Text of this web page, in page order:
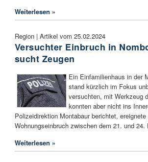
Weiterlesen »
Region | Artikel vom 25.02.2024
Versuchter Einbruch in
sucht Zeugen
Ein Einfamilienhaus in der
stand kürzlich im Fokus
versuchten, mit Werkzeug
konnten aber nicht ins
Polizeidirektion Montabaur berichtet,
Wohnungseinbruch zwischen dem 21. und 24.
Weiterlesen »